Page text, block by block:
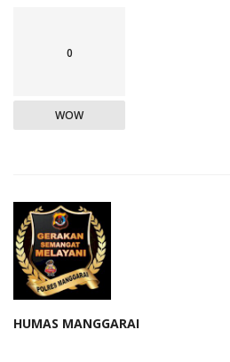
0
WOW
HUMAS MANGGARAI